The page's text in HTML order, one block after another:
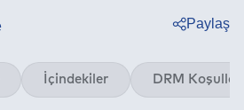
Paylaş
Twitter
İçindekiler DRM Koşulları